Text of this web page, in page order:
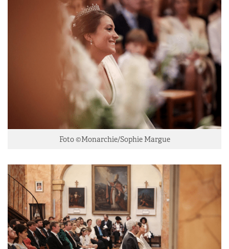
Foto ©Monarchie/Sophie Margue